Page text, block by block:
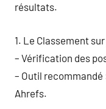
résultats.
1. Le Classement
– Vérification des
– Outil recommandé
Ahrefs.